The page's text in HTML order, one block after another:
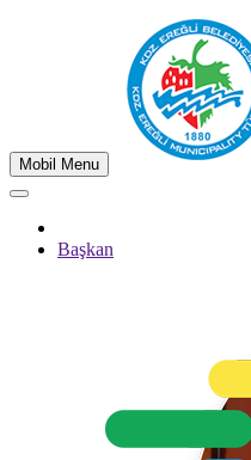
Mobil Menu
Başkan